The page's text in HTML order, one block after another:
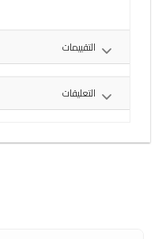
التقييمات
التعليقات